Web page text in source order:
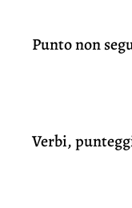
Punto non
Verbi,